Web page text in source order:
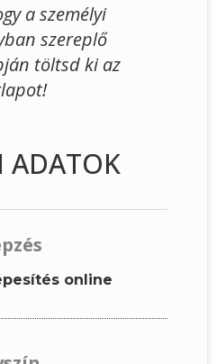
a személyi
szereplő
töltsd ki az
ADATOK
online